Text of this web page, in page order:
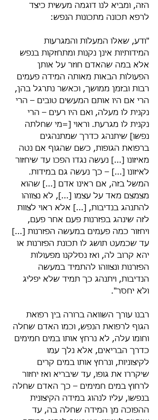
הזה, ומביא לנו דוגמה מעשית כיצד
לרפא תכונה מתכונות הנפש:
"ודע, שאלו המעלות והמגרעות
המידותיות אינן נקנות ומתחזקות בנפש
אלא במה שהאדם חוזר על אותן
הפעולות הבאות מאותה המידה פעמים
רבות ובזמן ממושך, וכאשר נתרגל בהן,
הרי אם היו אותם המעשים טובים – הרי
נקנית לו מעלה, ואם היו רעים – הרי
נקנית לו מגרעת. וראוי [=מי שחלתה
נפשו] שיתנהג כדרך שמתנהגים
ברפואת הגופות, כשם שהגוף אם נטה
מאיזונו [...] נעשה נגדו הפכו עד שיחזור
לאיזונו [...] – כך נעשה גם במידות.
המשל בזה, אם ראינו אדם [...] שהוא
מצמצם מאד על עצמו [...], לא נצווהו
להתנהג בנדיבות, [...] אלא ראוי לצוות
לזה שינהג בפזרנות פעם אחר פעם,
ויחזור כמה פעמים במעשה הפזרנות [...]
עד שכמעט תושג לו תכונת הפזרנות או
יהא קרוב לה, ואז נסלקנו מפעולות
הפזרנות ונצווהו להתמיד במעשה
הנדיבות, ויתנהג כך תמיד שלא יפליג
ולא יחסר".
רבנו עורך השוואה ברורה בין רפואת
הגוף לרפואת הנפש, וכמו האדם שחלה
וחומו עלה, לא נרחץ אותו במים חמימים
כדרך הבריאים, אלא נלך עמו
לקיצוניות, ונרחץ אותו במים קרים
שיקררו את גופו, עד שיבריא ואז יחזור
לרחוץ במים חמימים – כך האדם שחלה
בנפשו, עליו לנהוג במידה הקיצונית
ההפוכה מן המידה שחלה בה, עד